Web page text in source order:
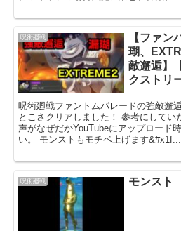
呪術廻戦
【ファン
瑚、
敵邂逅】
クストリ
呪術廻戦ファントムパレードの強敵邂
とこさクリアしました！ 参考にして
声がなぜだかYouTubeにアップロード
い。 モンストもモチベ上げます&#x1f...
呪術廻戦 モンスト